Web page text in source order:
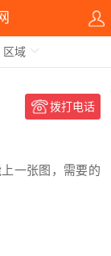
区域
拨打电话
一张图，需要的